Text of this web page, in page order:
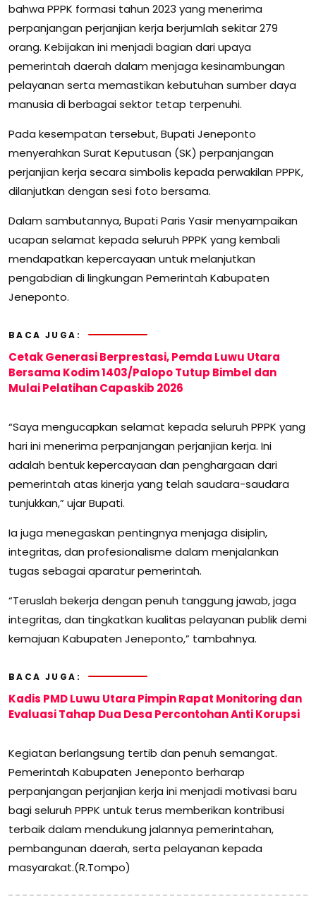
bahwa PPPK formasi tahun 2023 yang menerima
perpanjangan perjanjian kerja berjumlah sekitar 279
orang. Kebijakan ini menjadi bagian dari upaya
pemerintah daerah dalam menjaga kesinambungan
pelayanan serta memastikan kebutuhan sumber daya
manusia di berbagai sektor tetap terpenuhi.
Pada kesempatan tersebut, Bupati Jeneponto
menyerahkan Surat Keputusan (SK) perpanjangan
perjanjian kerja secara simbolis kepada perwakilan PPPK,
dilanjutkan dengan sesi foto bersama.
Dalam sambutannya, Bupati Paris Yasir menyampaikan
ucapan selamat kepada seluruh PPPK yang kembali
mendapatkan kepercayaan untuk melanjutkan
pengabdian di lingkungan Pemerintah Kabupaten
Jeneponto.
BACA JUGA:
Cetak Generasi Berprestasi, Pemda Luwu Utara
Bersama Kodim 1403/Palopo Tutup Bimbel dan
Mulai Pelatihan Capaskib 2026
“Saya mengucapkan selamat kepada seluruh PPPK yang
hari ini menerima perpanjangan perjanjian kerja. Ini
adalah bentuk kepercayaan dan penghargaan dari
pemerintah atas kinerja yang telah saudara-saudara
tunjukkan,” ujar Bupati.
Ia juga menegaskan pentingnya menjaga disiplin,
integritas, dan profesionalisme dalam menjalankan
tugas sebagai aparatur pemerintah.
“Teruslah bekerja dengan penuh tanggung jawab, jaga
integritas, dan tingkatkan kualitas pelayanan publik demi
kemajuan Kabupaten Jeneponto,” tambahnya.
BACA JUGA:
Kadis PMD Luwu Utara Pimpin Rapat Monitoring dan
Evaluasi Tahap Dua Desa Percontohan Anti Korupsi
Kegiatan berlangsung tertib dan penuh semangat.
Pemerintah Kabupaten Jeneponto berharap
perpanjangan perjanjian kerja ini menjadi motivasi baru
bagi seluruh PPPK untuk terus memberikan kontribusi
terbaik dalam mendukung jalannya pemerintahan,
pembangunan daerah, serta pelayanan kepada
masyarakat.(R.Tompo)